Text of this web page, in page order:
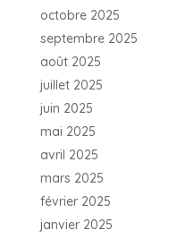
octobre 2025
septembre 2025
août 2025
juillet 2025
juin 2025
mai 2025
avril 2025
mars 2025
février 2025
janvier 2025